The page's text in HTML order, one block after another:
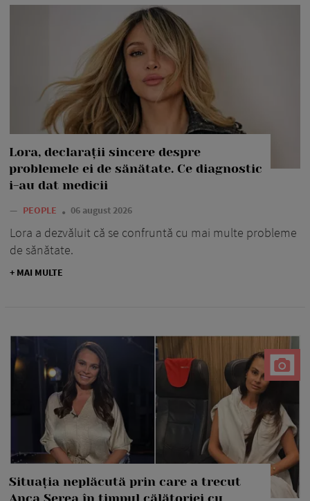
Lora, declarații sincere despre
problemele ei de sănătate. Ce diagnostic
i-au dat medicii
— PEOPLE 06 august 2026
Lora a dezvăluit că se confruntă cu mai multe probleme
de sănătate.
+ MAI MULTE
Situația neplăcută prin care a trecut